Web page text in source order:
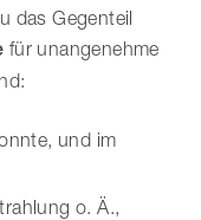
das Gegenteil
für unangenehme
und im
o. Ä.,